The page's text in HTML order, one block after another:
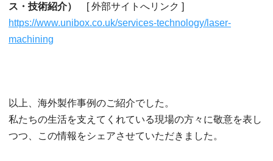
ス・技術紹介）
[ 外部サイトへリンク ]
https://www.unibox.co.uk/services-technology/laser-
machining
以上、海外製作事例のご紹介でした。
私たちの生活を支えてくれている現場の方々に敬意を表し
つつ、この情報をシェアさせていただきました。